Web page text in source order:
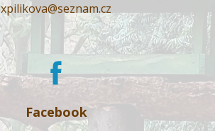
xpilikova@seznam.cz
Facebook